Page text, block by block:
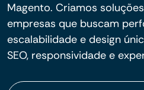
Magento. Criamos
empresas que buscam
escalabilidade e design
SEO, responsividade e